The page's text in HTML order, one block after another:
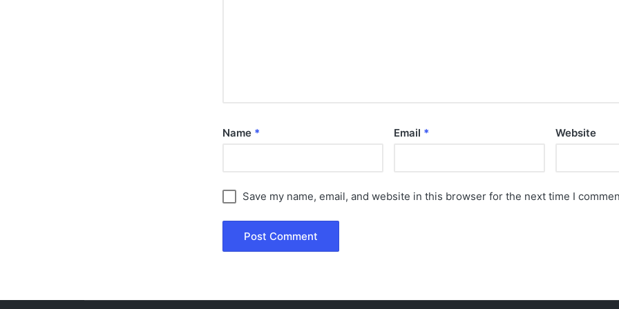
Name * Email * Website
Save my name, email, and website in this browser for the next time I